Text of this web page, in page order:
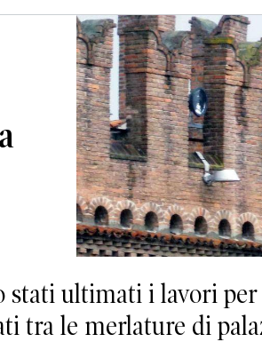
stati ultimati i lavori
tra le merlature di